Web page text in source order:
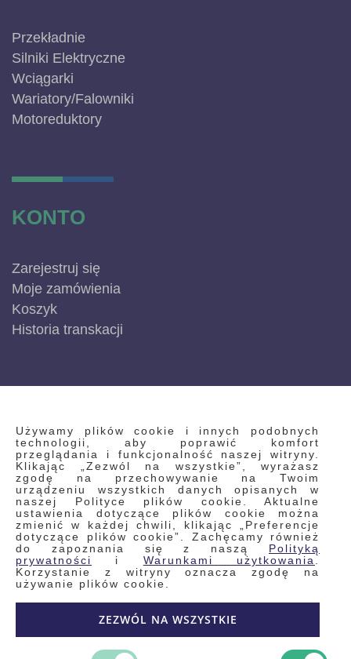
Używamy plików cookie i innych podobnych
technologii, aby poprawić komfort
przeglądania i funkcjonalność naszej witryny.
Klikając „Zezwól na wszystkie”, wyrażasz
zgodę na przechowywanie na Twoim
urządzeniu wszystkich danych opisanych w
naszej Polityce plików cookie. Aktualne
ustawienia dotyczące plików cookie można
zmienić w każdej chwili, klikając „Preferencje
dotyczące plików cookie”. Zachęcamy również
do zapoznania się z naszą Polityką
prywatności
i Warunkami użytkowania
Korzystanie z witryny oznacza zgodę na
używanie plików cookie.
ZEZWÓL NA WSZYSTKIE
Przekładnie
Silniki Elektryczne
Wciągarki
Wariatory/Falowniki
Motoreduktory
KONTO
Zarejestruj się
Moje zamówienia
Koszyk
Historia transkacji
INFORMACJE
Regulamin
Polityka prywatności i pliki cookie
Wyszukiwane frazy
Wyszukiwanie zaawansowane
Zamówienia
Skontaktuj się z nami
Odstąp od umowy
Kontakt